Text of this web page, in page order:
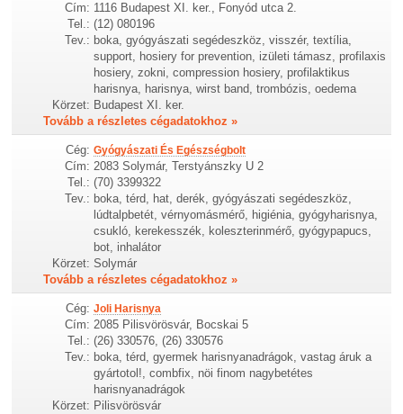
Cím: 1116 Budapest XI. ker., Fonyód utca 2.
Tel.: (12) 080196
Tev.: boka, gyógyászati segédeszköz, visszér, textília,
support, hosiery for prevention, izületi támasz, profilaxis
hosiery, zokni, compression hosiery, profilaktikus
harisnya, harisnya, wirst band, trombózis, oedema
Körzet: Budapest XI. ker.
Tovább a részletes cégadatokhoz »
Cég: Gyógyászati És Egészségbolt
Cím: 2083 Solymár, Terstyánszky U 2
Tel.: (70) 3399322
Tev.: boka, térd, hat, derék, gyógyászati segédeszköz,
lúdtalpbetét, vérnyomásmérő, higiénia, gyógyharisnya,
csukló, kerekesszék, koleszterinmérő, gyógypapucs,
bot, inhalátor
Körzet: Solymár
Tovább a részletes cégadatokhoz »
Cég: Joli Harisnya
Cím: 2085 Pilisvörösvár, Bocskai 5
Tel.: (26) 330576, (26) 330576
Tev.: boka, térd, gyermek harisnyanadrágok, vastag áruk a
gyártotol!, combfix, nöi finom nagybetétes
harisnyanadrágok
Körzet: Pilisvörösvár